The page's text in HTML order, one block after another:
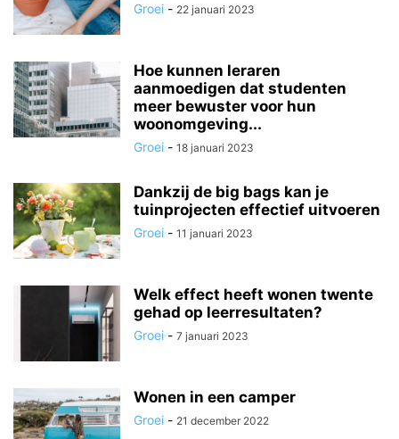
Groei - 22 januari 2023
Hoe kunnen leraren
aanmoedigen dat studenten
meer bewuster voor hun
woonomgeving...
Groei - 18 januari 2023
Dankzij de big bags kan je
tuinprojecten effectief uitvoeren
Groei - 11 januari 2023
Welk effect heeft wonen twente
gehad op leerresultaten?
Groei - 7 januari 2023
Wonen in een camper
Groei - 21 december 2022